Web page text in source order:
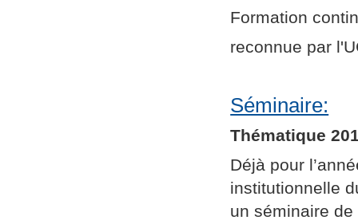
Formation
reconnue par
Séminaire:
Thématique
Déjà pour
institutionnelle
un séminaire